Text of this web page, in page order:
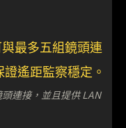
連接，並且提供 LAN